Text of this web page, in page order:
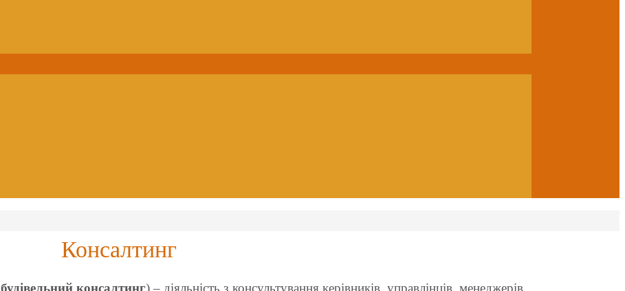
Консалтинг
будівельний консалтинг) – діяльність з консультування керівників, управлінців, менеджерів